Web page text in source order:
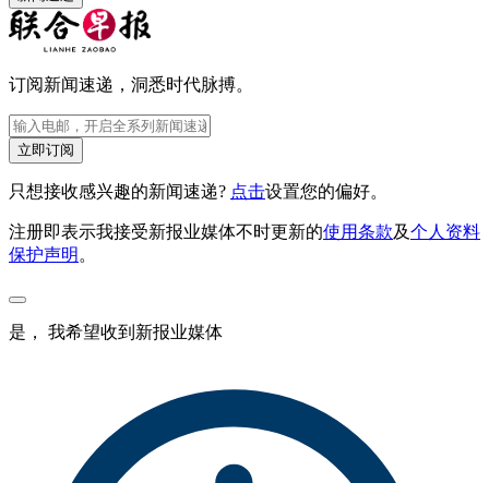
订阅新闻速递，洞悉时代脉搏。
立即订阅
只想接收感兴趣的新闻速递? 点击设置您的偏好。
注册即表示我接受新报业媒体不时更新的使用条款及个人资料
保护声明 。
是， 我希望收到新报业媒体